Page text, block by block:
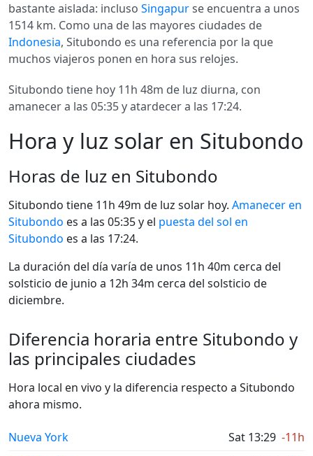
bastante aislada: incluso Singapurse encuentra a unos
1514 km. Como una de las mayores ciudades de
Indonesia, Situbondo es una referencia por la que
muchos viajeros ponen en hora sus relojes.
Situbondo tiene hoy 11h 48m de luz diurna, con
amanecer a las 05:35 y atardecer a las 17:24.
Hora y luz solar en Situbondo
Horas de luz en Situbondo
Situbondo tiene 11h 49m de luz solar hoy. Amanecer en
Situbondo es a las 05:35 y el puesta del sol en
Situbondo es a las 17:24.
La duración del día varía de unos 11h 40m cerca del
solsticio de junio a 12h 34m cerca del solsticio de
diciembre.
Diferencia horaria entre Situbondo y
las principales ciudades
Hora local en vivo y la diferencia respecto a Situbondo
ahora mismo.
Nueva York Sat 13:29 -11h